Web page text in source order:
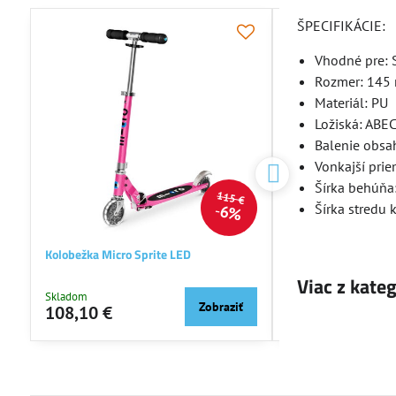
ŠPECIFIKÁCIE:
Vhodné pre:
Rozmer: 145
Materiál: PU
Ložiská:
Balenie
Vonkajší
Šírka
Šírka stredu
Viac z
115 €
6%
Kolobežka Micro Sprite LED
Skladom
108,10 € Zobraziť
NOVINKA
Skladom